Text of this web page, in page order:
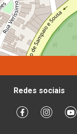
Redes sociais